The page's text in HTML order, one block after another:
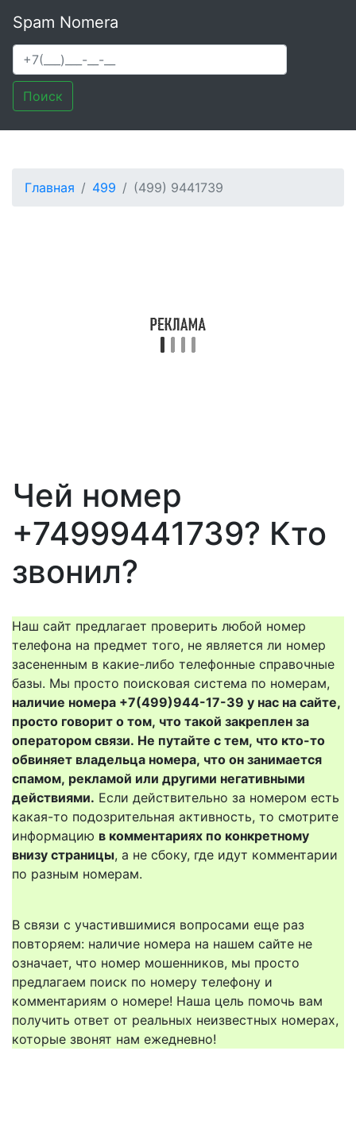
Spam Nomera
Поиск
Главная 499 (499) 9441739
Чей номер
+74999441739? Кто
звонил?
Наш сайт предлагает проверить любой номер
телефона на предмет того, не является ли номер
засененным в какие-либо телефонные справочные
базы. Мы просто поисковая система по номерам,
наличие номера +7(499)944-17-39 у нас на сайте,
просто говорит о том, что такой закреплен за
оператором связи. Не путайте с тем, что кто-то
обвиняет владельца номера, что он занимается
спамом, рекламой или другими негативными
действиями. Если действительно за номером есть
какая-то подозрительная активность, то смотрите
информацию в комментариях по конкретному
внизу страницы, а не сбоку, где идут комментарии
по разным номерам.
В связи с участившимися вопросами еще раз
повторяем: наличие номера на нашем сайте не
означает, что номер мошенников, мы просто
предлагаем поиск по номеру телефону и
комментариям о номере! Наша цель помочь вам
получить ответ от реальных неизвестных номерах,
которые звонят нам ежедневно!